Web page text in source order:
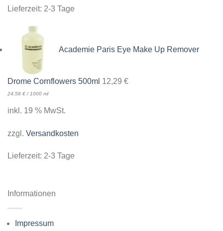
Lieferzeit: 2-3 Tage
Academie Paris Eye Make Up Remover
Drome Cornflowers 500ml 12,29 €
24,58 € / 1000 ml
inkl. 19 % MwSt.
zzgl. Versandkosten
Lieferzeit: 2-3 Tage
Informationen
Impressum